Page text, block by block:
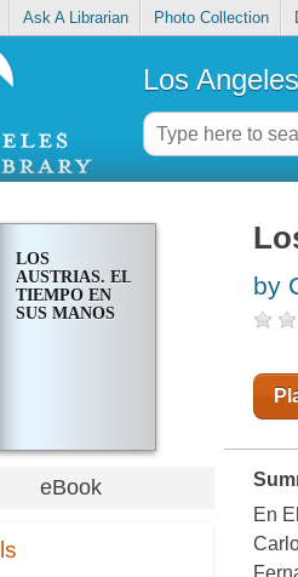
Ask A Librarian Photo Collection
Los
LOS
AUSTRIAS. EL
TIEMPO EN
SUS MANOS
eBook
by
En